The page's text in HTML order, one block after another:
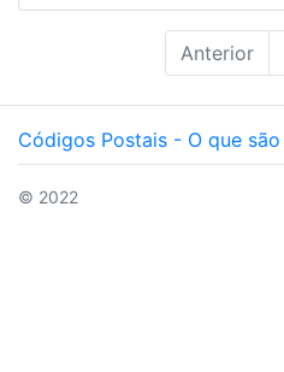
Anterior
Códigos Postais - O que são
© 2022